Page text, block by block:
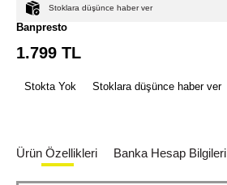
Stoklara düşünce haber ver
Banpresto
1.799 TL
Stokta Yok Stoklara düşünce haber ver
Ürün Özellikleri Banka Hesap Bilgileri